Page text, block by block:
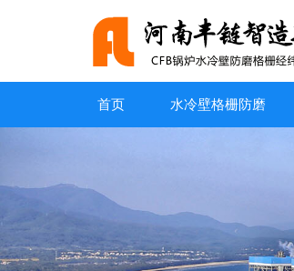
首页 水冷壁格栅防磨